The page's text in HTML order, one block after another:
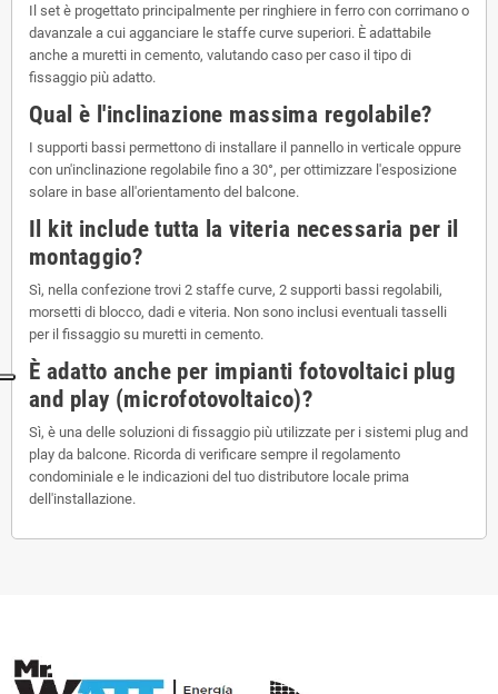
Il set è progettato principalmente per ringhiere in ferro con corrimano o
davanzale a cui agganciare le staffe curve superiori. È adattabile
anche a muretti in cemento, valutando caso per caso il tipo di
fissaggio più adatto.
Qual è l'inclinazione massima regolabile?
I supporti bassi permettono di installare il pannello in verticale oppure
con un'inclinazione regolabile fino a 30°, per ottimizzare l'esposizione
solare in base all'orientamento del balcone.
Il kit include tutta la viteria necessaria per il
montaggio?
Sì, nella confezione trovi 2 staffe curve, 2 supporti bassi regolabili,
morsetti di blocco, dadi e viteria. Non sono inclusi eventuali tasselli
per il fissaggio su muretti in cemento.
È adatto anche per impianti fotovoltaici plug
and play (microfotovoltaico)?
Sì, è una delle soluzioni di fissaggio più utilizzate per i sistemi plug and
play da balcone. Ricorda di verificare sempre il regolamento
condominiale e le indicazioni del tuo distributore locale prima
dell'installazione.